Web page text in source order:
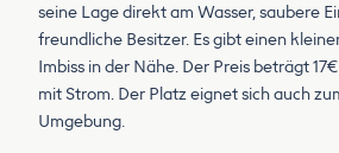
seine Lage direkt am Wasser, saubere
freundliche Besitzer. Es gibt einen
Imbiss in der Nähe. Der Preis beträgt
mit Strom. Der Platz eignet sich auch
Umgebung.